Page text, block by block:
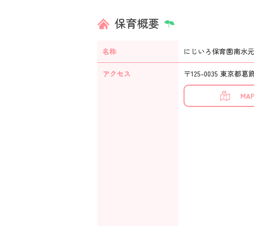
保育概要
名称 にじいろ保育園南水元
アクセス 〒125-0035 東京都葛